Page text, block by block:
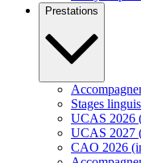
Prestations
Stages
UCAS 2026
UCAS 2027
CAO 2026